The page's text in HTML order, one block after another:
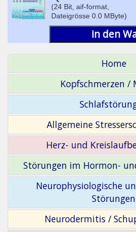
(24 Bit, aif-format,
Dateigrösse 0.0 MByte)
in den
Home
Kopfschmerzen /
Allgemeine
Herz- und
Störungen im Hormon-
Neurophysiologische
Störungen
Neurodermitis /